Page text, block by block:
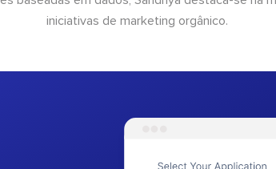
iniciativas de marketing orgânico.